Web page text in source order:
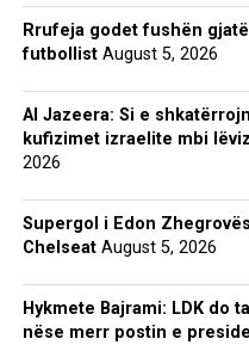
Rrufeja godet fushën
futbollist August 5, 2026
Al Jazeera: Si e
kufizimet izraelite mbi
2026
Supergol i Edon
Chelseat August 5, 2026
Hykmete Bajrami: LDK do
nëse merr postin e